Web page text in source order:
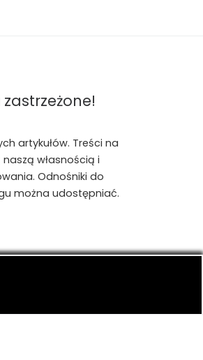
artykułów. Treści na
własnością i
Odnośniki do
można udostępniać.
CBD, RSO, THC.